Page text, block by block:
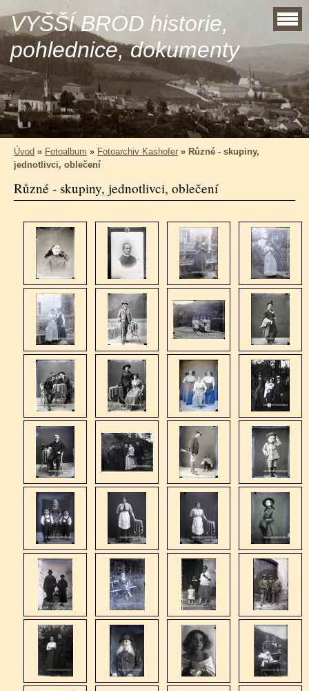
VYŠŠÍ BROD historie,
pohlednice, dokumenty
Úvod » Fotoalbum » Fotoarchiv Kashofer » Různé - skupiny,
jednotlivci, oblečení
Různé - skupiny, jednotlivci, oblečení